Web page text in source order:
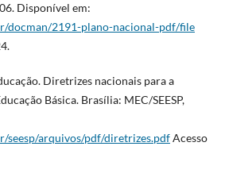
Disponível em:
docman/2191-plano-nacional-pdf/file
Diretrizes nacionais para a
Básica. Brasília: MEC/SEESP,
seesp/arquivos/pdf/diretrizes.pdfAcesso